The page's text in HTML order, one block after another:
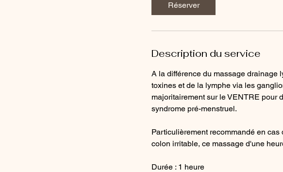
Réserver
Description du service
A la différence du massage drainage
toxines et de la lymphe via les
majoritairement sur le VENTRE pour
syndrome pré-menstruel.
Particulièrement recommandé en
colon irritable, ce massage d'une
Durée : 1 heure